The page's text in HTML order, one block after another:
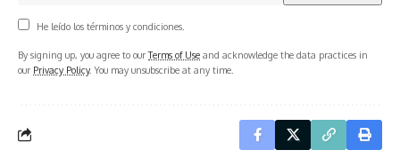
He leído los términos y condiciones.
By signing up, you agree to ourTerms of Use and acknowledge the data practices in
our Privacy Policy. You may unsubscribe at any time.